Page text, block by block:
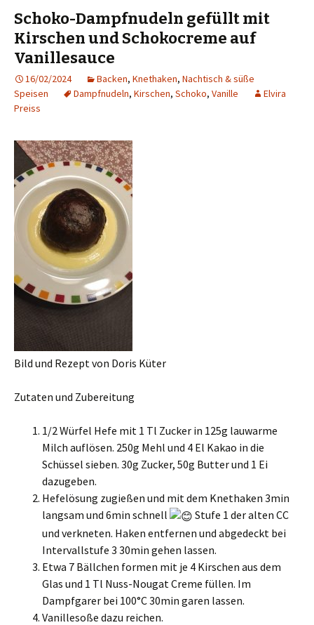
Schoko-Dampfnudeln gefüllt mit
Kirschen und Schokocreme auf
Vanillesauce
16/02/2024 Backen, Knethaken, Nachtisch & süße
Speisen
Dampfnudeln, Kirschen, Schoko, Vanille
Elvira
Preiss
Bild und Rezept von Doris Küter
Zutaten und Zubereitung
1/2 Würfel Hefe mit 1 Tl Zucker in 125g lauwarme
Milch auflösen. 250g Mehl und 4 El Kakao in die
Schüssel sieben. 30g Zucker, 50g Butter und 1 Ei
dazugeben.
Hefelösung zugießen und mit dem Knethaken 3min
langsam und 6min schnell
Stufe 1 der alten CC
und verkneten. Haken entfernen und abgedeckt bei
Intervallstufe 3 30min gehen lassen.
Etwa 7 Bällchen formen mit je 4 Kirschen aus dem
Glas und 1 Tl Nuss-Nougat Creme füllen. Im
Dampfgarer bei 100°C 30min garen lassen.
Vanillesoße dazu reichen.